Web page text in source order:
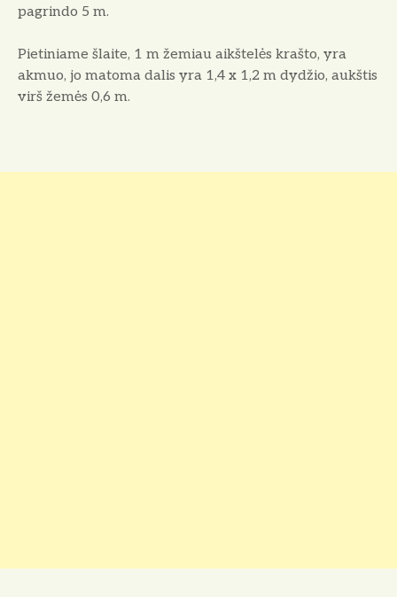
pagrindo 5 m.
Pietiniame šlaite, 1 m žemiau aikštelės krašto, yra
akmuo, jo matoma dalis yra 1,4 x 1,2 m dydžio, aukštis
virš žemės 0,6 m.